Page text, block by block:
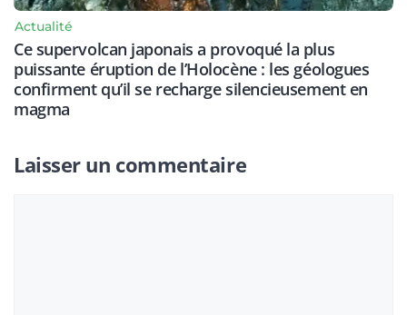
Actualité
Ce supervolcan japonais a provoqué la plus
puissante éruption de l’Holocène : les géologues
confirment qu’il se recharge silencieusement en
magma
Laisser un commentaire